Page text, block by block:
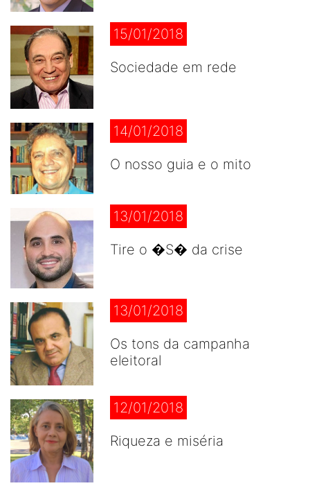
15/01/2018
Sociedade em rede
14/01/2018
O nosso guia e o mito
13/01/2018
Tire o �S� da crise
13/01/2018
Os tons da campanha
eleitoral
12/01/2018
Riqueza e miséria